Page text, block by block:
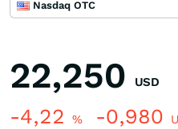
Nasdaq OTC
22,250 USD
-4,22 % -0,980